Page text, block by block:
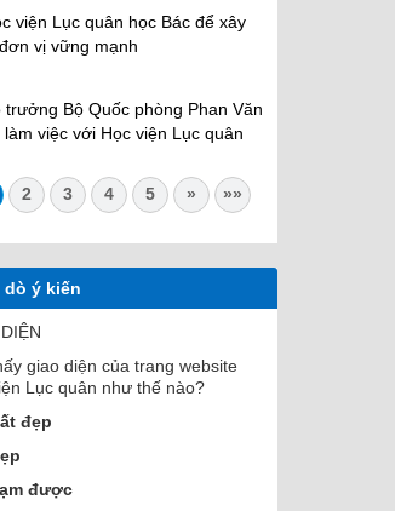
viện Lục quân học Bác để xây
vị vững mạnh
Bộ Quốc phòng Phan Văn
làm việc với Học viện Lục quân
2 3 4 5 » »»
dò ý kiến
giao diện của trang website
Lục quân như thế nào?
đẹp
được